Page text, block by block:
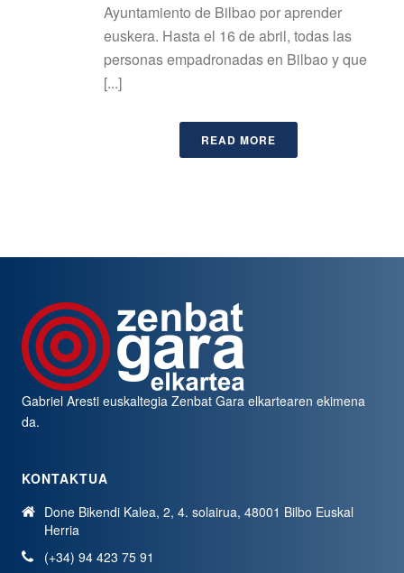
Ayuntamiento de Bilbao por aprender
euskera. Hasta el 16 de abril, todas las
personas empadronadas en Bilbao y que
[...]
READ MORE
Gabriel Aresti euskaltegiaZenbat Gara elkartearen ekimena
da.
KONTAKTUA
Done Bikendi Kalea, 2, 4. solairua, 48001 Bilbo Euskal
Herria
(+34) 94 423 75 91